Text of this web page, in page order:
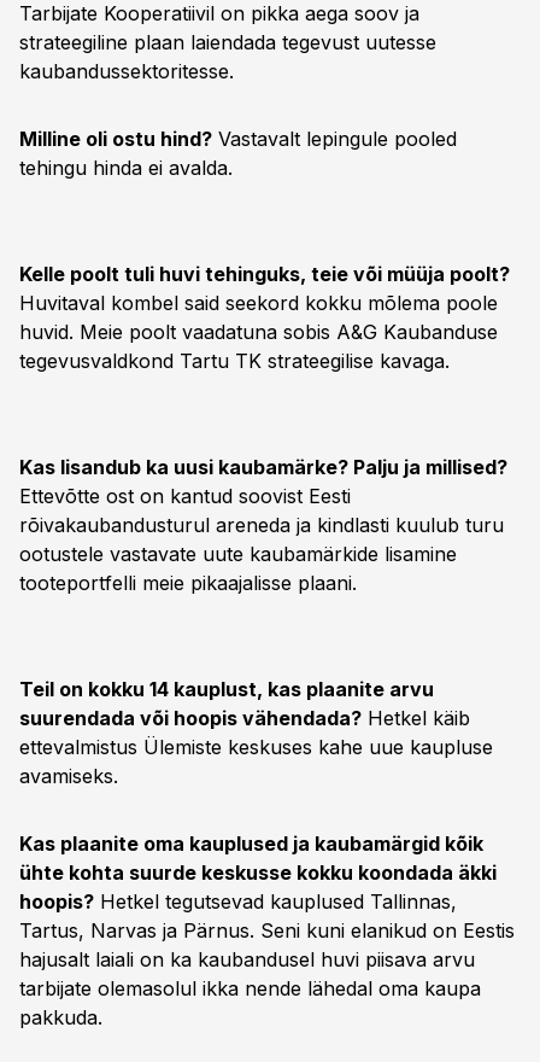
Tarbijate Kooperatiivil on pikka aega soov ja
strateegiline plaan laiendada tegevust uutesse
kaubandussektoritesse.
Milline oli ostu hind? Vastavalt lepingule pooled
tehingu hinda ei avalda.
Kelle poolt tuli huvi tehinguks, teie või müüja poolt?
Huvitaval kombel said seekord kokku mõlema poole
huvid. Meie poolt vaadatuna sobis A&G Kaubanduse
tegevusvaldkond Tartu TK strateegilise kavaga.
Kas lisandub ka uusi kaubamärke? Palju ja millised?
Ettevõtte ost on kantud soovist Eesti
rõivakaubandusturul areneda ja kindlasti kuulub turu
ootustele vastavate uute kaubamärkide lisamine
tooteportfelli meie pikaajalisse plaani.
Teil on kokku 14 kauplust, kas plaanite arvu
suurendada või hoopis vähendada? Hetkel käib
ettevalmistus Ülemiste keskuses kahe uue kaupluse
avamiseks.
Kas plaanite oma kauplused ja kaubamärgid kõik
ühte kohta suurde keskusse kokku koondada äkki
hoopis? Hetkel tegutsevad kauplused Tallinnas,
Tartus, Narvas ja Pärnus. Seni kuni elanikud on Eestis
hajusalt laiali on ka kaubandusel huvi piisava arvu
tarbijate olemasolul ikka nende lähedal oma kaupa
pakkuda.